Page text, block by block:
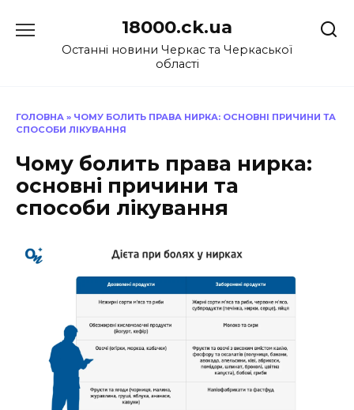
до
18000.ck.ua
Останні новини Черкас та Черкаської
області
ГОЛОВНА » ЧОМУ БОЛИТЬ ПРАВА НИРКА: ОСНОВНІ ПРИЧИНИ ТА
СПОСОБИ ЛІКУВАННЯ
Чому болить права нирка:
основні причини та
способи лікування